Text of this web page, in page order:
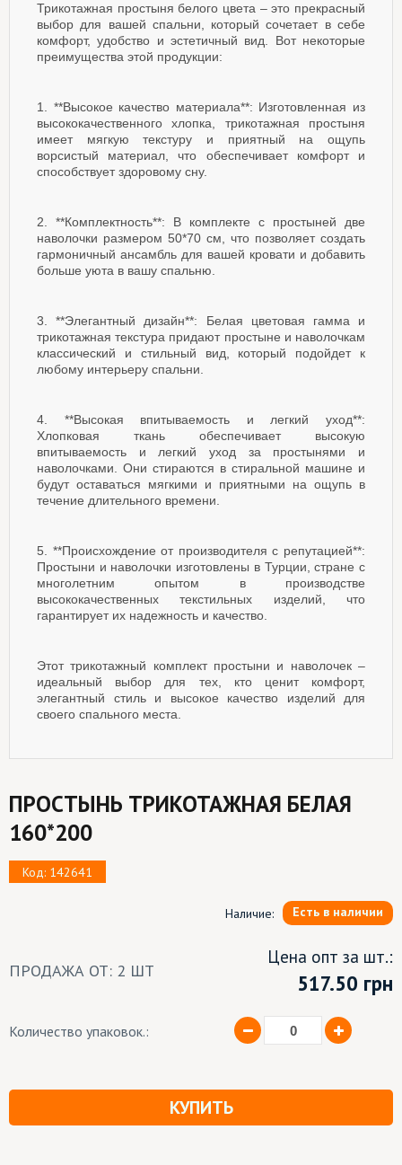
Трикотажная простыня белого цвета – это прекрасный
выбор для вашей спальни, который сочетает в себе
комфорт, удобство и эстетичный вид. Вот некоторые
преимущества этой продукции:
1. **Высокое качество материала**: Изготовленная из
высококачественного хлопка, трикотажная простыня
имеет мягкую текстуру и приятный на ощупь
ворсистый материал, что обеспечивает комфорт и
способствует здоровому сну.
2. **Комплектность**: В комплекте с простыней две
наволочки размером 50*70 см, что позволяет создать
гармоничный ансамбль для вашей кровати и добавить
больше уюта в вашу спальню.
3. **Элегантный дизайн**: Белая цветовая гамма и
трикотажная текстура придают простыне и наволочкам
классический и стильный вид, который подойдет к
любому интерьеру спальни.
4. **Высокая впитываемость и легкий уход**:
Хлопковая ткань обеспечивает высокую
впитываемость и легкий уход за простынями и
наволочками. Они стираются в стиральной машине и
будут оставаться мягкими и приятными на ощупь в
течение длительного времени.
5. **Происхождение от производителя с репутацией**:
Простыни и наволочки изготовлены в Турции, стране с
многолетним опытом в производстве
высококачественных текстильных изделий, что
гарантирует их надежность и качество.
Этот трикотажный комплект простыни и наволочек –
идеальный выбор для тех, кто ценит комфорт,
элегантный стиль и высокое качество изделий для
своего спального места.
ПРОСТЫНЬ ТРИКОТАЖНАЯ БЕЛАЯ
160*200
Код: 142641
Наличие: Есть в наличии
ПРОДАЖА ОТ: 2 ШТ
Цена опт за шт.:
517.50 грн
Количество упаковок.:
КУПИТЬ